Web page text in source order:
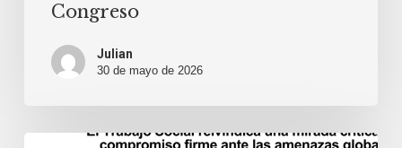
Congreso
Julian
30 de mayo de 2026